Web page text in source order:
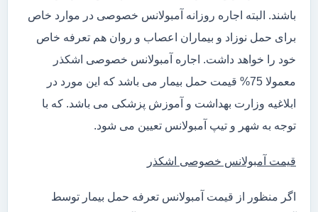
باشند. البته اجاره روزانه آمبولانس خصوصی در موارد خاص
برای حمل نوزاد و بیماران اعصاب و روان هم تعرفه خاص
خود را خواهد داشت. اجاره آمبولانس خصوصی اشکذر
معمولا 75% قیمت حمل بیمار می باشد که این مورد در
ابلاغیه وزارت بهداشت و آموزش پزشکی می باشد. که با
توجه به شهر و تیپ آمبولانس تعیین می شود.
قیمت آمبولانس خصوصی اشکذر
اگر منظور از قیمت آمبولانس تعرفه حمل بیمار توسط